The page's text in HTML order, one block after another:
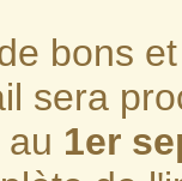
bons
sera
1er